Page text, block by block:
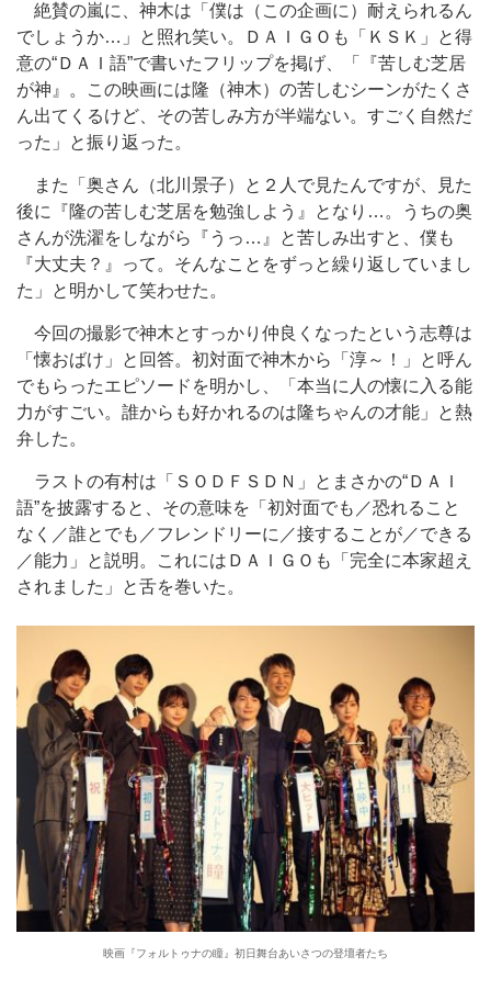
絶賛の嵐に、神木は「僕は（この企画に）耐えられるん
でしょうか…」と照れ笑い。ＤＡＩＧＯも「ＫＳＫ」と得
意の“ＤＡＩ語”で書いたフリップを掲げ、「『苦しむ芝居
が神』。この映画には隆（神木）の苦しむシーンがたくさ
ん出てくるけど、その苦しみ方が半端ない。すごく自然だ
った」と振り返った。
また「奥さん（北川景子）と２人で見たんですが、見た
後に『隆の苦しむ芝居を勉強しよう』となり…。うちの奥
さんが洗濯をしながら『うっ…』と苦しみ出すと、僕も
『大丈夫？』って。そんなことをずっと繰り返していまし
た」と明かして笑わせた。
今回の撮影で神木とすっかり仲良くなったという志尊は
「懐おばけ」と回答。初対面で神木から「淳～！」と呼ん
でもらったエピソードを明かし、「本当に人の懐に入る能
力がすごい。誰からも好かれるのは隆ちゃんの才能」と熱
弁した。
ラストの有村は「ＳＯＤＦＳＤＮ」とまさかの“ＤＡＩ
語”を披露すると、その意味を「初対面でも／恐れること
なく／誰とでも／フレンドリーに／接することが／できる
／能力」と説明。これにはＤＡＩＧＯも「完全に本家超え
されました」と舌を巻いた。
映画『フォルトゥナの瞳』初日舞台あいさつの登壇者たち